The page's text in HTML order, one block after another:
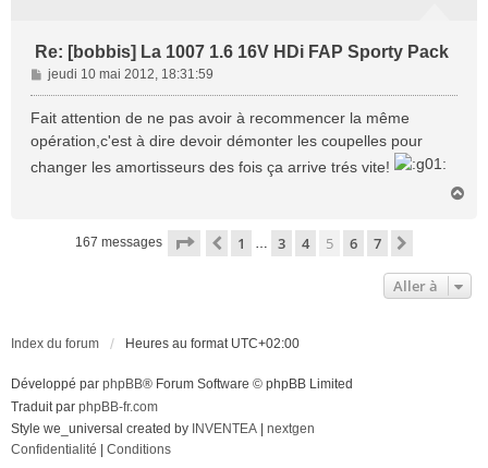
Re: [bobbis] La 1007 1.6 16V HDi FAP Sporty Pack
M
e
s
g
jeudi 10 mai 2012, 18:31:59
Fait attention de ne pas avoir à recommencer la même
opération,c'est à dire devoir démonter les coupelles pour
changer les amortisseurs des fois ça arrive trés vite!
167 messages Page sur
Précédente
1 … 3 4 5 6 7
Aller à
Index du forum Heures au format UTC+02:00
Développé par phpBB® Forum Software © phpBB Limited
Traduit par phpBB-fr.com
Style we_universal created by INVENTEA
nextgen
Confidentialité
Conditions